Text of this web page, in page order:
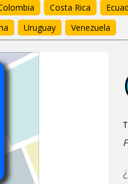
Costa Rica
Uruguay Venezuela